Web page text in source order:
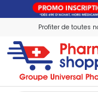
Profiter de toutes